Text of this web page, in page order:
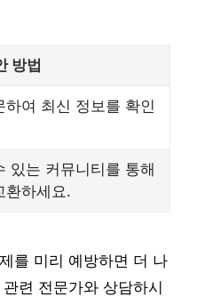
방법
하여 최신 정보를 확인
있는 커뮤니티를 통해
환하세요.
를 미리 예방하면 더 나
련 전문가와 상담하시